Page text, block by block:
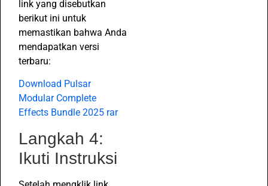
link yang disebutkan
berikut ini untuk
memastikan bahwa Anda
mendapatkan versi
terbaru:
Download Pulsar
Modular Complete
Effects Bundle 2025 rar
Langkah 4:
Ikuti Instruksi